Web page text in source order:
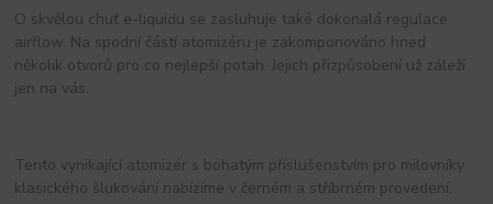
O skvělou chuť e-liquidu se zasluhuje také dokonalá regulace
airflow. Na spodní částí atomizéru je zakomponováno hned
několik otvorů pro co nejlepší potah. Jejich přizpůsobení už záleží
jen na vás.
Tento vynikající atomizér s bohatým příslušenstvím pro milovníky
klasického šlukování nabízíme v černém a stříbrném provedení.